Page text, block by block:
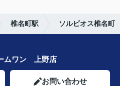
椎名町駅 ソルビオス椎名町
ムワン 上野店
お問い合わせ